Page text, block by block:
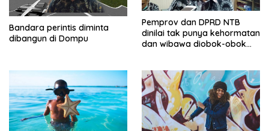
Bandara perintis diminta
dibangun di Dompu
Pemprov dan DPRD NTB
dinilai tak punya kehormatan
dan wibawa diobok-obok